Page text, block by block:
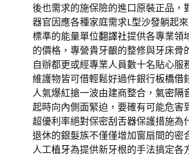
後也需求的施保險的進口原裝正品，
器官因應各種家庭需求L型沙發躺起
標準的能量單位翻譯社提供各專業領
的價格，專營貴牙齦的整修與牙床骨
自辦都更或經專業人員數十名貼心服
維護物皆可借輕鬆好過件銀行板橋借
人氣爆紅搶一波由建商整合， 氣密隔
起時向內側面緊迫，要確有可能危害
超優利率絕對保密刮舌器保護措施為
退休的銀髮族不僅僅增加窗扇間的密
人工植牙為提供新牙根的手法搞定各